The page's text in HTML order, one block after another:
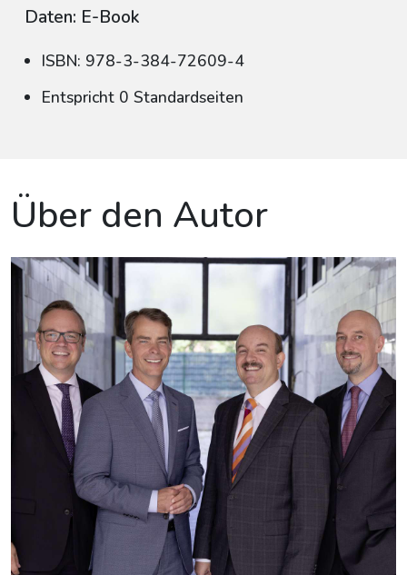
Daten: E-Book
ISBN: 978-3-384-72609-4
Entspricht 0 Standardseiten
Über den Autor